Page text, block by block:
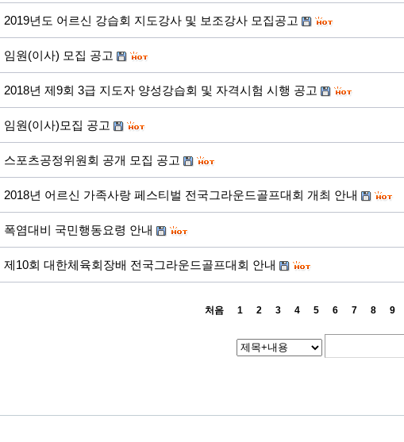
2019년도 어르신 강습회 지도강사 및 보조강사 모집공고
임원(이사) 모집 공고
2018년 제9회 3급 지도자 양성강습회 및 자격시험 시행 공고
임원(이사)모집 공고
스포츠공정위원회 공개 모집 공고
2018년 어르신 가족사랑 페스티벌 전국그라운드골프대회 개최 안내
폭염대비 국민행동요령 안내
제10회 대한체육회장배 전국그라운드골프대회 안내
처음 1 2 3 4 5 6 7 8 9